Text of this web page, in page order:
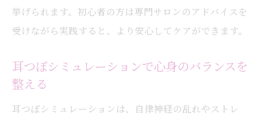
挙げられます。初心者の方は専門サロンのアドバイスを
受けながら実践すると、より安心してケアができます。
耳つぼシミュレーションで心身のバランスを
整える
耳つぼシミュレーションは、自律神経の乱れやストレ